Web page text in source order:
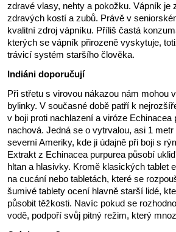
zdravé vlasy, nehty a pokožku. Vápník je
zdravých kostí a zubů. Právě v
kvalitní zdroj vápníku. Příliš častá
kterých se vápník přirozeně vyskytuje,
trávicí systém staršího člověka.
Indiáni doporučují
Při střetu s virovou nákazou nám mohou
bylinky. V současné době patří k
v boji proti nachlazení a viróze Echinacea
nachová. Jedná se o vytrvalou, asi 1
severní Ameriky, kde ji údajně při boji s
Extrakt z Echinacea purpurea působí
hltan a hlasivky. Kromě klasických tablet
na cucání nebo tabletách, které se
šumivé tablety ocení hlavně starší lidé,
působit těžkosti. Navíc pokud se
vodě, podpoří svůj pitný režim, který